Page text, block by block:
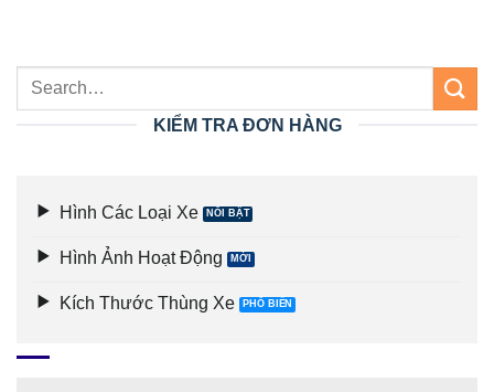
KIỂM TRA ĐƠN HÀNG
Hình Các Loại Xe
Hình Ảnh Hoạt Động
Kích Thước Thùng Xe